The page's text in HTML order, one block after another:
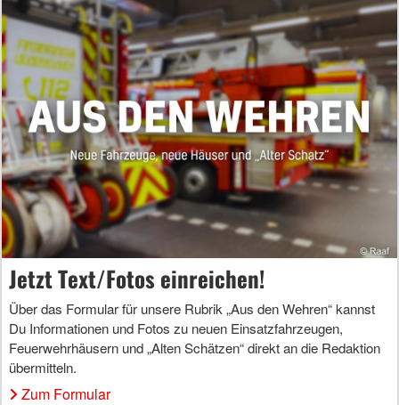
Jetzt Text/Fotos einreichen!
Über das Formular für unsere Rubrik „Aus den Wehren“ kannst
Du Informationen und Fotos zu neuen Einsatzfahrzeugen,
Feuerwehrhäusern und „Alten Schätzen“ direkt an die Redaktion
übermitteln.
Zum Formular